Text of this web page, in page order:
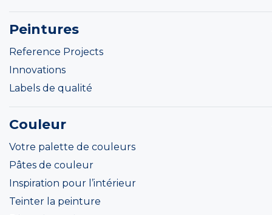
Peintures
Reference Projects
Innovations
Labels de qualité
Couleur
Votre palette de couleurs
Pâtes de couleur
Inspiration pour l’intérieur
Teinter la peinture